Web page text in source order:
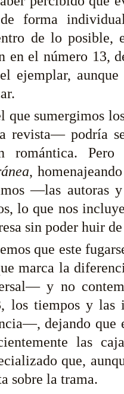
forma
de lo posible,
en el número 13,
ejemplar,
que sumergimos
revista— podría
romántica.
,
—las autoras
lo que nos
sin poder huir
que este
marca la
y no
los tiempos y las
dejando que
las
que,
sobre la trama.